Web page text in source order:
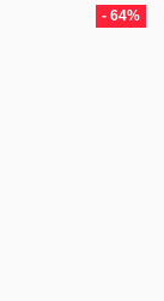
- 64%